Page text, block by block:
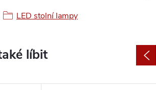
LED stolní lampy